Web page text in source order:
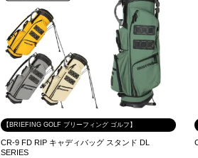
【BRIEFING GOLF ブリーフィング ゴルフ】
CR-9 FD RIP キャディバッグ スタンド DL
SERIES